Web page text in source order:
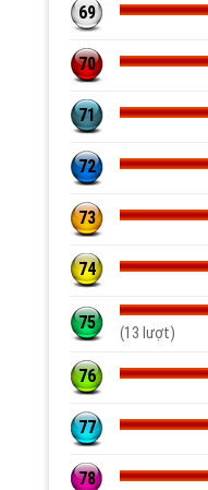
69
70
71
72
73
74
75
(13 lượt)
76
77
78